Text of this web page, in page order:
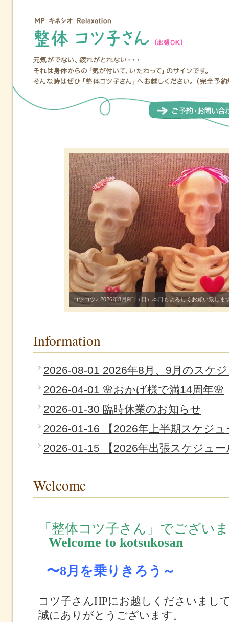
コツコツ♪ 2026年8月9日（日）本日もよろしくお願い致しま
Information
2026-08-01 2026年8月、9月のスケ
2026-04-01 🌸おかげ様で満14周年🌸
2026-01-30 臨時休業のお知らせ
2026-01-16 【2026年上半期スケジュ
2026-01-15 【2026年出張スケジュ
Welcome
「整体コツ子さん」でござい
Welcome to kotsukosan
〜8月を乗りきろう ～
コツ子さんHPにお越しくださいまし
誠にありがとうございます。